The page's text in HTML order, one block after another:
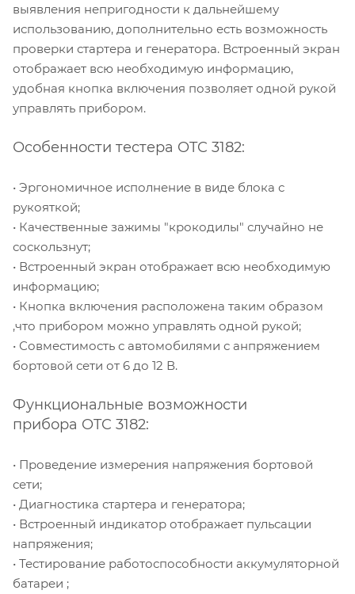
выявления непригодности к дальнейшему
использованию, дополнительно есть возможность
проверки стартера и генератора. Встроенный экран
отображает всю необходимую информацию,
удобная кнопка включения позволяет одной рукой
управлять прибором.
Особенности тестера OTC 3182:
• Эргономичное исполнение в виде блока с
рукояткой;
• Качественные зажимы "крокодилы" случайно не
соскользнут;
• Встроенный экран отображает всю необходимую
информацию;
• Кнопка включения расположена таким образом
,что прибором можно управлять одной рукой;
• Совместимость с автомобилями с анпряжением
бортовой сети от 6 до 12 В.
Функциональные возможности
прибора OTC 3182:
• Проведение измерения напряжения бортовой
сети;
• Диагностика стартера и генератора;
• Встроенный индикатор отображает пульсации
напряжения;
• Тестирование работоспособности аккумуляторной
батареи ;